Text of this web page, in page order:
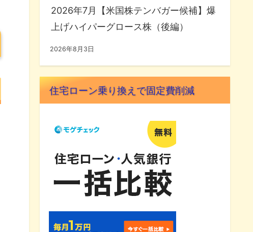
2026年7月【米国株テンバガー候補】爆
上げハイパーグロース株（後編）
2026年8月3日
住宅ローン乗り換えで固定費削減